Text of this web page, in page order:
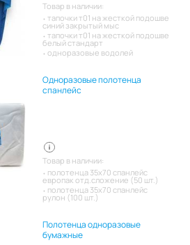
Товар в наличии:
тапочки т01 на жесткой подошве
синий закрытый мыс
тапочки т01 на жесткой подошве
белый стандарт
одноразовые водолей
Одноразовые полотенца
спанлейс
Товар в наличии:
полотенца 35х70 спанлейс
европак отд.сложение (50 шт.)
полотенца 35х70 спанлейс
рулон (100 шт.)
Полотенца одноразовые
бумажные